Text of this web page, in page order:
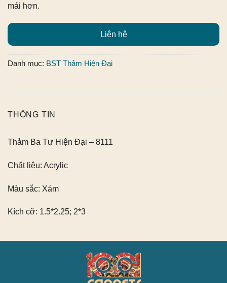
mái hơn.
Liên hệ
Danh mục: BST Thảm Hiện Đại
THÔNG TIN
Thảm Ba Tư Hiện Đại – 8111
Chất liệu: Acrylic
Màu sắc: Xám
Kích cỡ: 1.5*2.25; 2*3